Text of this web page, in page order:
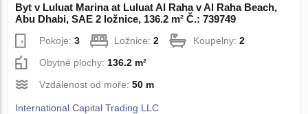
Byt v Luluat Marina at Luluat Al Raha v Al Raha Beach,
Abu Dhabi, SAE 2 ložnice, 136.2 m² Č.: 739749
Pokoje:3 Ložnice:2 Koupelny:2
Obytné plochy: 136.2 m²
Vzdálenost od moře:50 m
International Capital Trading LLC